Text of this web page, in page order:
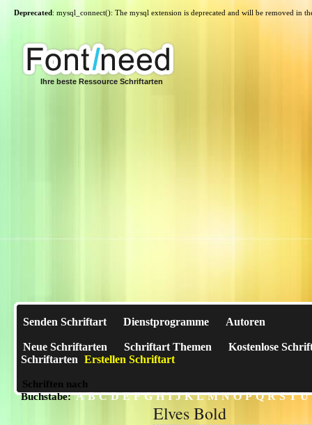
Deprecated: mysql_connect(): The mysql extension is deprecated and will be removed in
Ihre beste Ressource Schriftarten
Senden Schriftart Dienstprogramme Autoren
Neue Schriftarten Schriftart Themen
Kostenlose
Schriftarten Erstellen Schriftart
Schriften nach
Buchstabe:A B C D E F G H I J K L M N O P Q R S T U
Elves Bold